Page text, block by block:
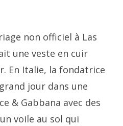
non officiel à Las
une veste en cuir
En Italie, la fondatrice
jour dans une
& Gabbana avec des
voile au sol qui